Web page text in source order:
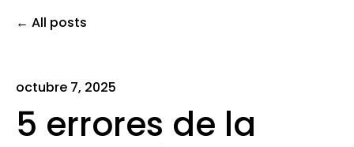
All posts
octubre 7, 2025
5 errores de la